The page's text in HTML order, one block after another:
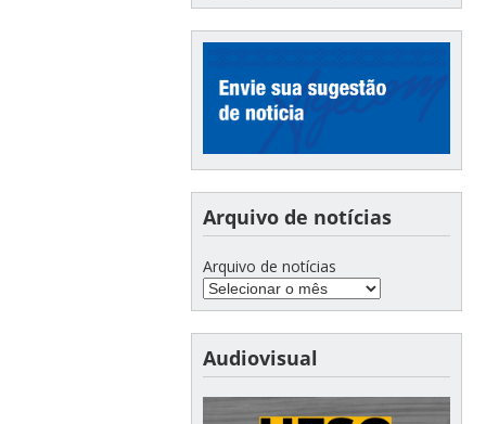
Arquivo de notícias
Arquivo de notícias
Audiovisual